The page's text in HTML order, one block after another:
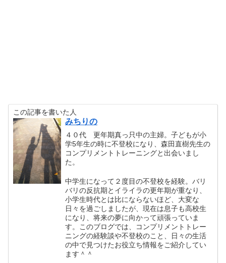
この記事を書いた人
みちりの
４０代 更年期真っ只中の主婦。子どもが小
学5年生の時に不登校になり、森田直樹先生の
コンプリメントトレーニングと出会いまし
た。
中学生になって２度目の不登校を経験。バリ
バリの反抗期とイライラの更年期が重なり、
小学生時代とは比にならないほど、大変な
日々を過ごしましたが、現在は息子も高校生
になり、将来の夢に向かって頑張っていま
す。このブログでは、コンプリメントトレー
ニングの経験談や不登校のこと、日々の生活
の中で見つけたお役立ち情報をご紹介してい
ます＾＾